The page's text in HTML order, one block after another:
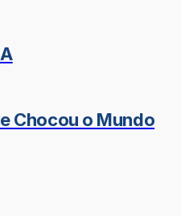
Chocou o Mundo